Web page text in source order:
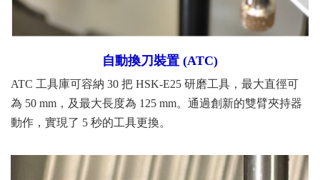
自動換刀裝置 (ATC)
ATC 工具庫可容納 30 把 HSK-E25 研磨工具，最大直徑可
為 50 mm，及最大長度為 125 mm。通過創新的雙臂夾持器
動作，實現了 5 秒的工具更換。